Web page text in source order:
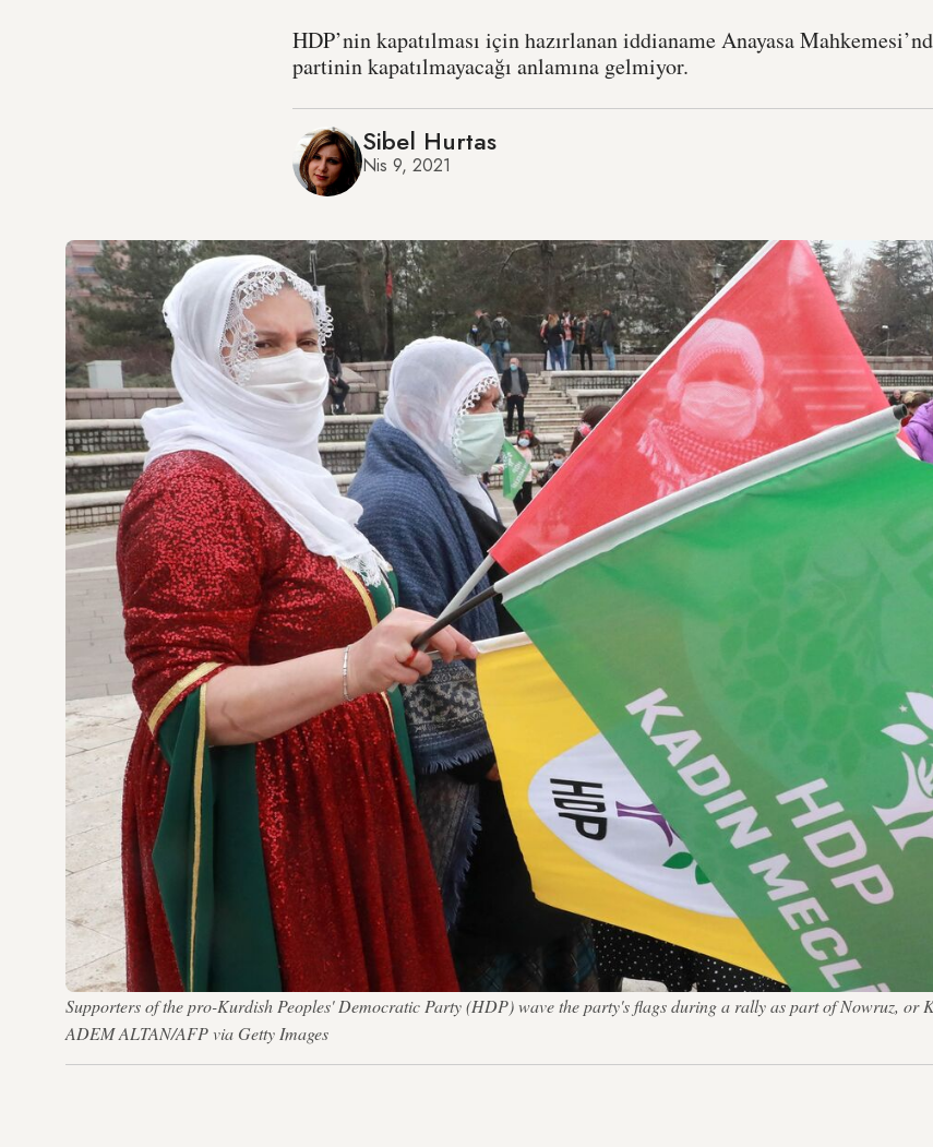
HDP’nin kapatılması için hazırlanan iddianame Anayasa
partinin kapatılmayacağı anlamına gelmiyor.
Sibel Hurtas
Nis 9, 2021
Supporters of the pro-Kurdish Peoples' Democratic Party (HDP) wave the party's flags during a rally as part of Nowruz,
ADEM ALTAN/AFP via Getty Images